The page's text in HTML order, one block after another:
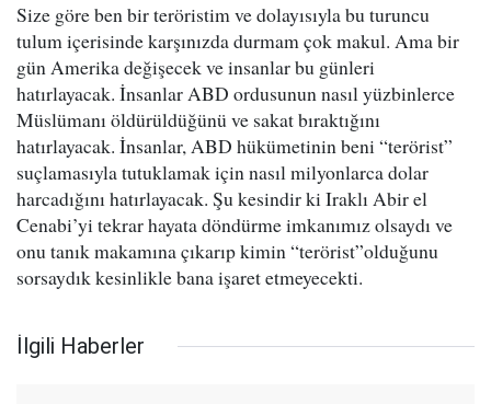
Size göre ben bir teröristim ve dolayısıyla bu turuncu
tulum içerisinde karşınızda durmam çok makul. Ama bir
gün Amerika değişecek ve insanlar bu günleri
hatırlayacak. İnsanlar ABD ordusunun nasıl yüzbinlerce
Müslümanı öldürüldüğünü ve sakat bıraktığını
hatırlayacak. İnsanlar, ABD hükümetinin beni “terörist”
suçlamasıyla tutuklamak için nasıl milyonlarca dolar
harcadığını hatırlayacak. Şu kesindir ki Iraklı Abir el
Cenabi’yi tekrar hayata döndürme imkanımız olsaydı ve
onu tanık makamına çıkarıp kimin “terörist”olduğunu
sorsaydık kesinlikle bana işaret etmeyecekti.
İlgili Haberler